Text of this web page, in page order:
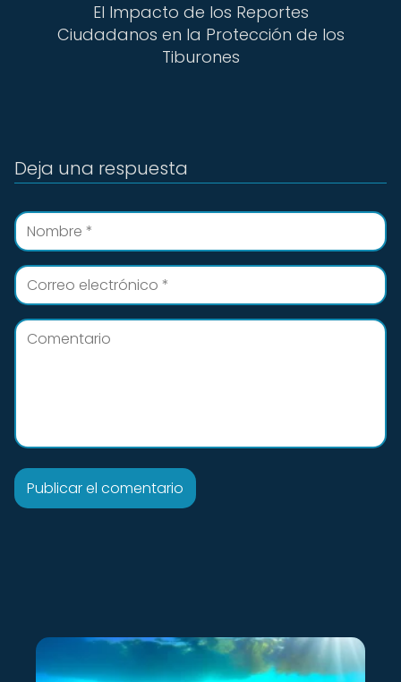
El Impacto de los Reportes
Ciudadanos en la Protección de los
Tiburones
Deja una respuesta